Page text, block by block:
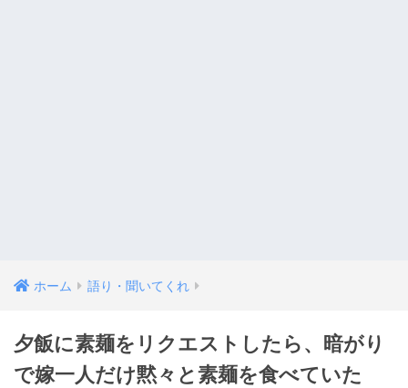
ホーム 語り・聞いてくれ
夕飯に素麺をリクエストしたら、暗がり
で嫁一人だけ黙々と素麺を食べていた